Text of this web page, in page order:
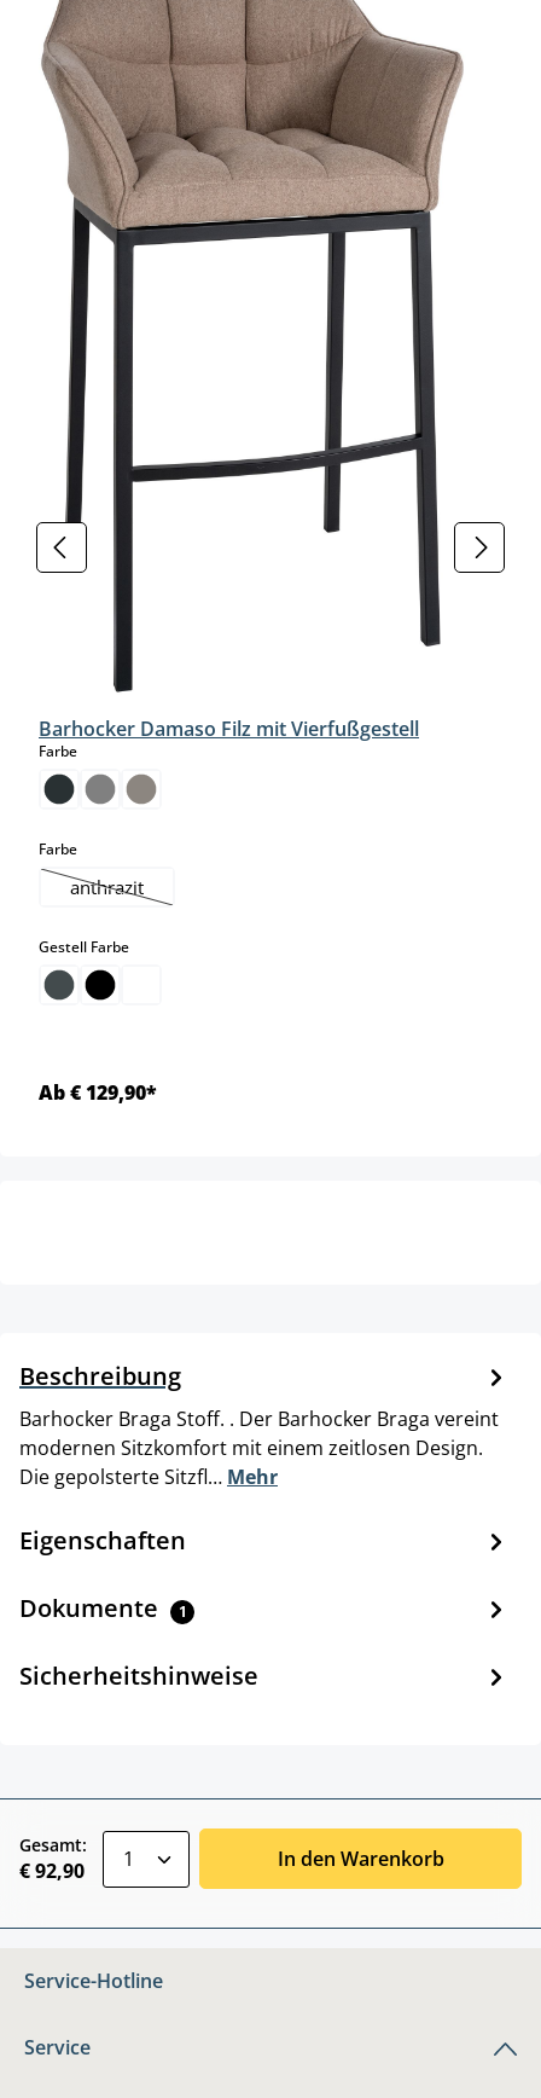
Barhocker Damaso Filz mit Vierfußgestell
Farbeauswählen
Farbeauswählen
anthrazit
(Diese Option ist zurzeit nicht verfügbar.)
Gestell Farbeauswählen
Ab € 129,90*
Beschreibung
Barhocker Braga Stoff. . Der Barhocker Braga vereint
modernen Sitzkomfort mit einem zeitlosen Design.
Die gepolsterte Sitzfl… Mehr
Eigenschaften
Dokumente 1
Sicherheitshinweise
Gesamt:
€ 92,90 In den Warenkorb
Service-Hotline
Service